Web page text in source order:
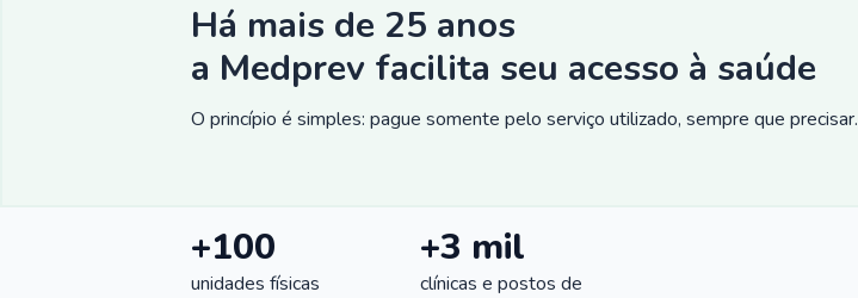
Há mais de 25 anos
a Medprev facilita seu acesso à saúde
O princípio é simples: pague somente pelo serviço utilizado, sempre que precisar.
+100
unidades físicas
+3 mil
clínicas e postos de